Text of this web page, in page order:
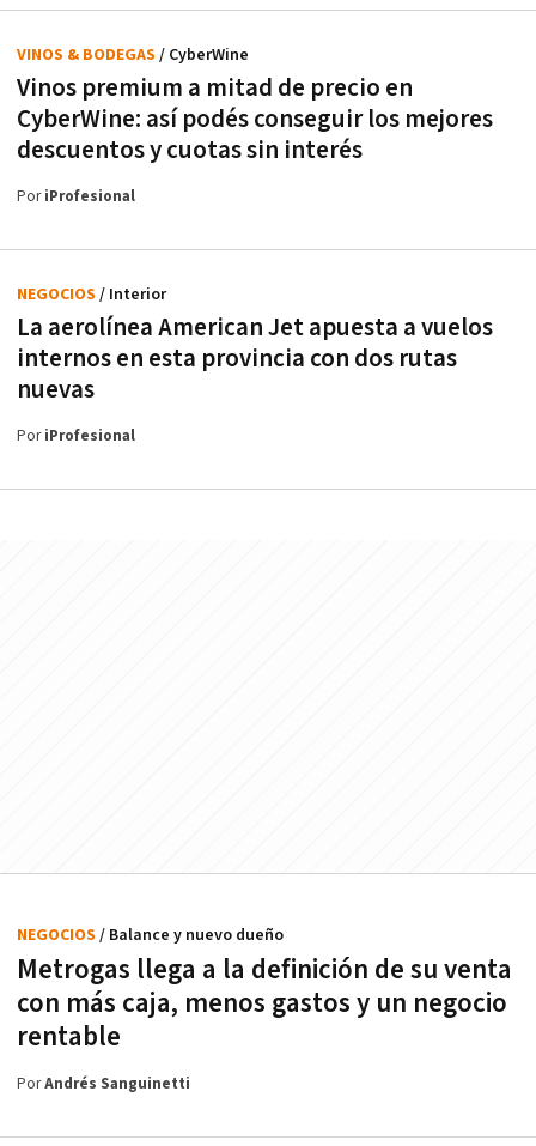
Vinos premium a mitad de precio en
CyberWine: así podés conseguir los mejores
descuentos y cuotas sin interés
VINOS & BODEGAS / CyberWine
PoriProfesional
La aerolínea American Jet apuesta a vuelos
internos en esta provincia con dos rutas
nuevas
NEGOCIOS / Interior
PoriProfesional
Metrogas llega a la definición de su venta
con más caja, menos gastos y un negocio
rentable
NEGOCIOS / Balance y nuevo dueño
PorAndrés Sanguinetti